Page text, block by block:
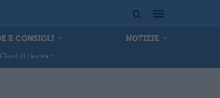
E CONSIGLI NOTIZIE
Classi di Laurea